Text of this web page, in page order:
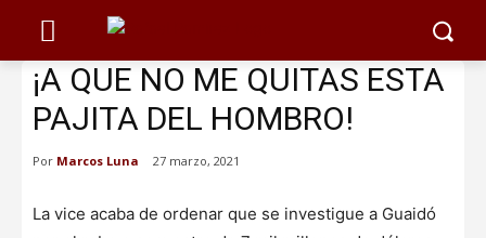
¡A QUE NO ME QUITAS ESTA
PAJITA DEL HOMBRO!
Por Marcos Luna 27 marzo, 2021
La vice acaba de ordenar que se investigue a Guaidó